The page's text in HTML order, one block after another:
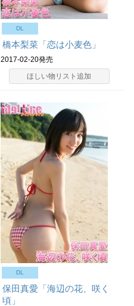
DL
橋本梨菜「恋は小麦色」
2017-02-20発売
ほしい物リスト追加
DL
保田真愛「海辺の花、咲く
頃」